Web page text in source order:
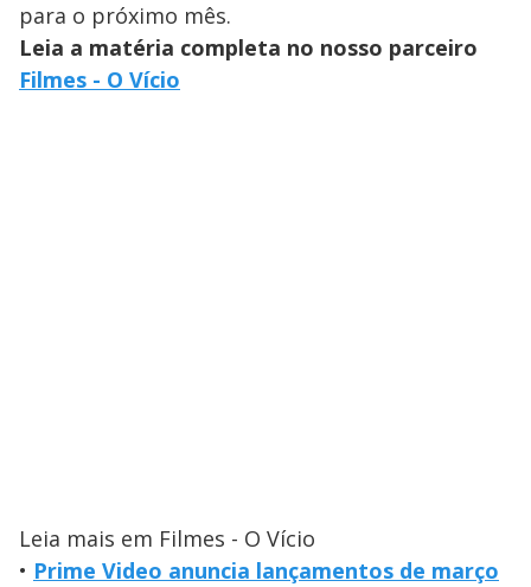
para o próximo mês.
Leia a matéria completa no nosso parceiro
Filmes - O Vício
Leia mais em Filmes - O Vício
• Prime Video anuncia lançamentos de março